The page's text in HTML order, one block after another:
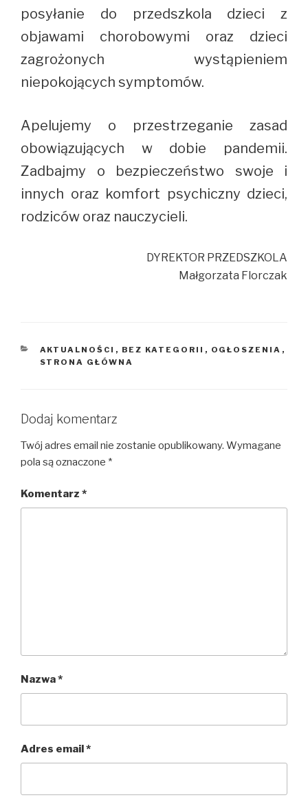
posyłanie do przedszkola dzieci z
objawami chorobowymi oraz dzieci
zagrożonych wystąpieniem
niepokojących symptomów.
Apelujemy o przestrzeganie zasad
obowiązujących w dobie pandemii.
Zadbajmy o bezpieczeństwo swoje i
innych oraz komfort psychiczny dzieci,
rodziców oraz nauczycieli.
DYREKTOR PRZEDSZKOLA
Małgorzata Florczak
KATEGORIE
AKTUALNOŚCI , BEZ KATEGORII , OGŁOSZENIA ,
STRONA GŁÓWNA
Dodaj komentarz
Twój adres email nie zostanie opublikowany. Wymagane
pola są oznaczone *
Komentarz *
Nazwa*
Adres email*